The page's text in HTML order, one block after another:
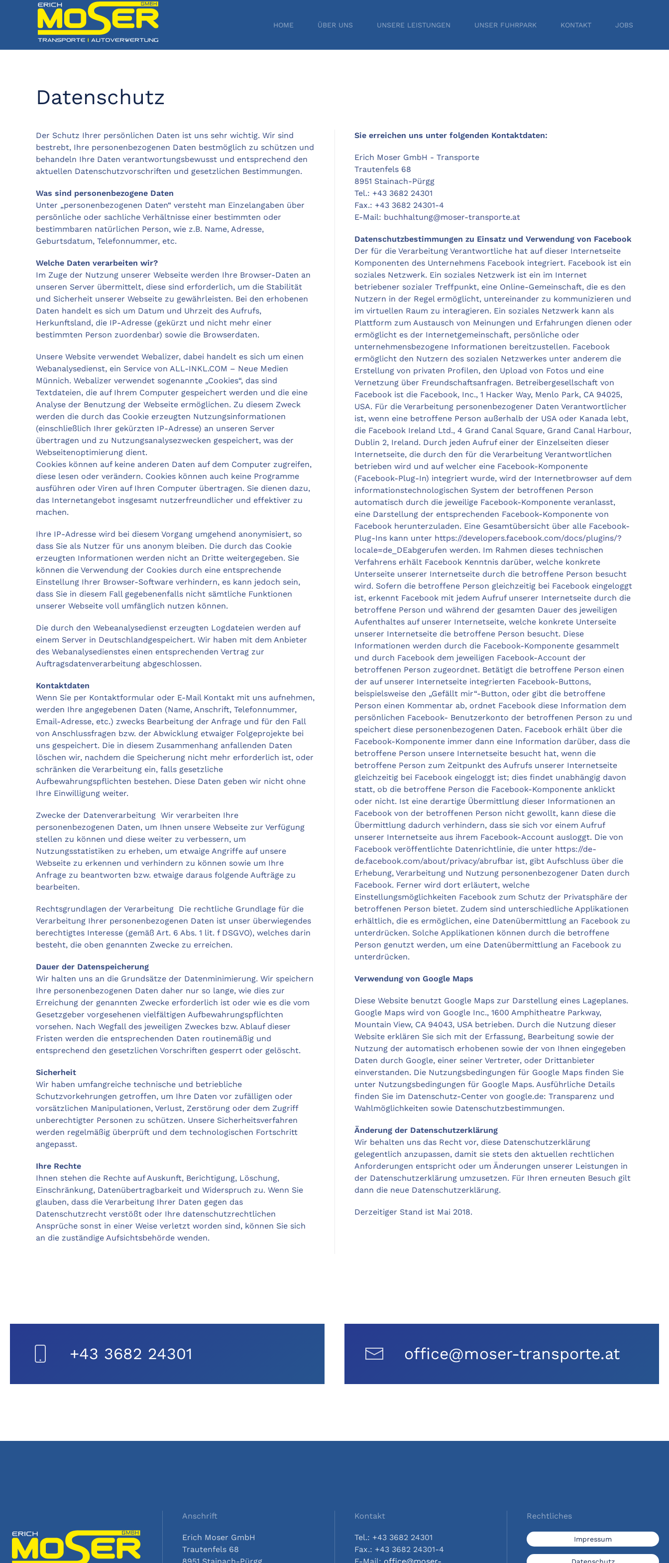
HOME ÜBER UNS UNSERE LEISTUNGEN UNSER FUHRPARK KONTAKT JOBS
Datenschutz
Der Schutz Ihrer persönlichen Daten ist uns sehr wichtig. Wir sind
bestrebt, Ihre personenbezogenen Daten bestmöglich zu schützen und
behandeln Ihre Daten verantwortungsbewusst und entsprechend den
aktuellen Datenschutzvorschriften und gesetzlichen Bestimmungen.
Was sind personenbezogene Daten
Unter „personenbezogenen Daten“ versteht man Einzelangaben über
persönliche oder sachliche Verhältnisse einer bestimmten oder
bestimmbaren natürlichen Person, wie z.B. Name, Adresse,
Geburtsdatum, Telefonnummer, etc.
Welche Daten verarbeiten wir?
Im Zuge der Nutzung unserer Webseite werden Ihre Browser-Daten an
unseren Server übermittelt, diese sind erforderlich, um die Stabilität
und Sicherheit unserer Webseite zu gewährleisten. Bei den erhobenen
Daten handelt es sich um Datum und Uhrzeit des Aufrufs,
Herkunftsland, die IP-Adresse (gekürzt und nicht mehr einer
bestimmten Person zuordenbar) sowie die Browserdaten.
Unsere Website verwendet Webalizer, dabei handelt es sich um einen
Webanalysedienst, ein Service von ALL-INKL.COM – Neue Medien
Münnich. Webalizer verwendet sogenannte „Cookies“, das sind
Textdateien, die auf Ihrem Computer gespeichert werden und die eine
Analyse der Benutzung der Webseite ermöglichen. Zu diesem Zweck
werden die durch das Cookie erzeugten Nutzungsinformationen
(einschließlich Ihrer gekürzten IP-Adresse) an unseren Server
übertragen und zu Nutzungsanalysezwecken gespeichert, was der
Webseitenoptimierung dient.
Cookies können auf keine anderen Daten auf dem Computer zugreifen,
diese lesen oder verändern. Cookies können auch keine Programme
ausführen oder Viren auf Ihren Computer übertragen. Sie dienen dazu,
das Internetangebot insgesamt nutzerfreundlicher und effektiver zu
machen.
Ihre IP-Adresse wird bei diesem Vorgang umgehend anonymisiert, so
dass Sie als Nutzer für uns anonym bleiben. Die durch das Cookie
erzeugten Informationen werden nicht an Dritte weitergegeben. Sie
können die Verwendung der Cookies durch eine entsprechende
Einstellung Ihrer Browser-Software verhindern, es kann jedoch sein,
dass Sie in diesem Fall gegebenenfalls nicht sämtliche Funktionen
unserer Webseite voll umfänglich nutzen können.
Die durch den Webeanalysedienst erzeugten Logdateien werden auf
einem Server in Deutschlandgespeichert. Wir haben mit dem Anbieter
des Webanalysedienstes einen entsprechenden Vertrag zur
Auftragsdatenverarbeitung abgeschlossen.
Kontaktdaten
Wenn Sie per Kontaktformular oder E-Mail Kontakt mit uns aufnehmen,
werden Ihre angegebenen Daten (Name, Anschrift, Telefonnummer,
Email-Adresse, etc.) zwecks Bearbeitung der Anfrage und für den Fall
von Anschlussfragen bzw. der Abwicklung etwaiger Folgeprojekte bei
uns gespeichert. Die in diesem Zusammenhang anfallenden Daten
löschen wir, nachdem die Speicherung nicht mehr erforderlich ist, oder
schränken die Verarbeitung ein, falls gesetzliche
Aufbewahrungspflichten bestehen. Diese Daten geben wir nicht ohne
Ihre Einwilligung weiter.
Zwecke der Datenverarbeitung Wir verarbeiten Ihre
personenbezogenen Daten, um Ihnen unsere Webseite zur Verfügung
stellen zu können und diese weiter zu verbessern, um
Nutzungsstatistiken zu erheben, um etwaige Angriffe auf unsere
Webseite zu erkennen und verhindern zu können sowie um Ihre
Anfrage zu beantworten bzw. etwaige daraus folgende Aufträge zu
bearbeiten.
Rechtsgrundlagen der Verarbeitung Die rechtliche Grundlage für die
Verarbeitung Ihrer personenbezogenen Daten ist unser überwiegendes
berechtigtes Interesse (gemäß Art. 6 Abs. 1 lit. f DSGVO), welches darin
besteht, die oben genannten Zwecke zu erreichen.
Dauer der Datenspeicherung
Wir halten uns an die Grundsätze der Datenminimierung. Wir speichern
Ihre personenbezogenen Daten daher nur so lange, wie dies zur
Erreichung der genannten Zwecke erforderlich ist oder wie es die vom
Gesetzgeber vorgesehenen vielfältigen Aufbewahrungspflichten
vorsehen. Nach Wegfall des jeweiligen Zweckes bzw. Ablauf dieser
Fristen werden die entsprechenden Daten routinemäßig und
entsprechend den gesetzlichen Vorschriften gesperrt oder gelöscht.
Sicherheit
Wir haben umfangreiche technische und betriebliche
Schutzvorkehrungen getroffen, um Ihre Daten vor zufälligen oder
vorsätzlichen Manipulationen, Verlust, Zerstörung oder dem Zugriff
unberechtigter Personen zu schützen. Unsere Sicherheitsverfahren
werden regelmäßig überprüft und dem technologischen Fortschritt
angepasst.
Ihre Rechte
Ihnen stehen die Rechte auf Auskunft, Berichtigung, Löschung,
Einschränkung, Datenübertragbarkeit und Widerspruch zu. Wenn Sie
glauben, dass die Verarbeitung Ihrer Daten gegen das
Datenschutzrecht verstößt oder Ihre datenschutzrechtlichen
Ansprüche sonst in einer Weise verletzt worden sind, können Sie sich
an die zuständige Aufsichtsbehörde wenden.
Sie erreichen uns unter folgenden Kontaktdaten:
Erich Moser GmbH - Transporte
Trautenfels 68
8951 Stainach-Pürgg
Tel.: +43 3682 24301
Fax.: +43 3682 24301-4
E-Mail: buchhaltung@moser-transporte.at
Datenschutzbestimmungen zu Einsatz und Verwendung von Facebook
Der für die Verarbeitung Verantwortliche hat auf dieser Internetseite
Komponenten des Unternehmens Facebook integriert. Facebook ist ein
soziales Netzwerk. Ein soziales Netzwerk ist ein im Internet
betriebener sozialer Treffpunkt, eine Online-Gemeinschaft, die es den
Nutzern in der Regel ermöglicht, untereinander zu kommunizieren und
im virtuellen Raum zu interagieren. Ein soziales Netzwerk kann als
Plattform zum Austausch von Meinungen und Erfahrungen dienen oder
ermöglicht es der Internetgemeinschaft, persönliche oder
unternehmensbezogene Informationen bereitzustellen. Facebook
ermöglicht den Nutzern des sozialen Netzwerkes unter anderem die
Erstellung von privaten Profilen, den Upload von Fotos und eine
Vernetzung über Freundschaftsanfragen. Betreibergesellschaft von
Facebook ist die Facebook, Inc., 1 Hacker Way, Menlo Park, CA 94025,
USA. Für die Verarbeitung personenbezogener Daten Verantwortlicher
ist, wenn eine betroffene Person außerhalb der USA oder Kanada lebt,
die Facebook Ireland Ltd., 4 Grand Canal Square, Grand Canal Harbour,
Dublin 2, Ireland. Durch jeden Aufruf einer der Einzelseiten dieser
Internetseite, die durch den für die Verarbeitung Verantwortlichen
betrieben wird und auf welcher eine Facebook-Komponente
(Facebook-Plug-In) integriert wurde, wird der Internetbrowser auf dem
informationstechnologischen System der betroffenen Person
automatisch durch die jeweilige Facebook-Komponente veranlasst,
eine Darstellung der entsprechenden Facebook-Komponente von
Facebook herunterzuladen. Eine Gesamtübersicht über alle Facebook-
Plug-Ins kann unter https://developers.facebook.com/docs/plugins/?
locale=de_DEabgerufen werden. Im Rahmen dieses technischen
Verfahrens erhält Facebook Kenntnis darüber, welche konkrete
Unterseite unserer Internetseite durch die betroffene Person besucht
wird. Sofern die betroffene Person gleichzeitig bei Facebook eingeloggt
ist, erkennt Facebook mit jedem Aufruf unserer Internetseite durch die
betroffene Person und während der gesamten Dauer des jeweiligen
Aufenthaltes auf unserer Internetseite, welche konkrete Unterseite
unserer Internetseite die betroffene Person besucht. Diese
Informationen werden durch die Facebook-Komponente gesammelt
und durch Facebook dem jeweiligen Facebook-Account der
betroffenen Person zugeordnet. Betätigt die betroffene Person einen
der auf unserer Internetseite integrierten Facebook-Buttons,
beispielsweise den „Gefällt mir“-Button, oder gibt die betroffene
Person einen Kommentar ab, ordnet Facebook diese Information dem
persönlichen Facebook- Benutzerkonto der betroffenen Person zu und
speichert diese personenbezogenen Daten. Facebook erhält über die
Facebook-Komponente immer dann eine Information darüber, dass die
betroffene Person unsere Internetseite besucht hat, wenn die
betroffene Person zum Zeitpunkt des Aufrufs unserer Internetseite
gleichzeitig bei Facebook eingeloggt ist; dies findet unabhängig davon
statt, ob die betroffene Person die Facebook-Komponente anklickt
oder nicht. Ist eine derartige Übermittlung dieser Informationen an
Facebook von der betroffenen Person nicht gewollt, kann diese die
Übermittlung dadurch verhindern, dass sie sich vor einem Aufruf
unserer Internetseite aus ihrem Facebook-Account ausloggt. Die von
Facebook veröffentlichte Datenrichtlinie, die unter https://de-
de.facebook.com/about/privacy/abrufbar ist, gibt Aufschluss über die
Erhebung, Verarbeitung und Nutzung personenbezogener Daten durch
Facebook. Ferner wird dort erläutert, welche
Einstellungsmöglichkeiten Facebook zum Schutz der Privatsphäre der
betroffenen Person bietet. Zudem sind unterschiedliche Applikationen
erhältlich, die es ermöglichen, eine Datenübermittlung an Facebook zu
unterdrücken. Solche Applikationen können durch die betroffene
Person genutzt werden, um eine Datenübermittlung an Facebook zu
unterdrücken.
Verwendung von Google Maps
Diese Website benutzt Google Maps zur Darstellung eines Lageplanes.
Google Maps wird von Google Inc., 1600 Amphitheatre Parkway,
Mountain View, CA 94043, USA betrieben. Durch die Nutzung dieser
Website erklären Sie sich mit der Erfassung, Bearbeitung sowie der
Nutzung der automatisch erhobenen sowie der von Ihnen eingegeben
Daten durch Google, einer seiner Vertreter, oder Drittanbieter
einverstanden. Die Nutzungsbedingungen für Google Maps finden Sie
unter Nutzungsbedingungen für Google Maps. Ausführliche Details
finden Sie im Datenschutz-Center von google.de: Transparenz und
Wahlmöglichkeiten sowie Datenschutzbestimmungen.
Änderung der Datenschutzerklärung
Wir behalten uns das Recht vor, diese Datenschutzerklärung
gelegentlich anzupassen, damit sie stets den aktuellen rechtlichen
Anforderungen entspricht oder um Änderungen unserer Leistungen in
der Datenschutzerklärung umzusetzen. Für Ihren erneuten Besuch gilt
dann die neue Datenschutzerklärung.
Derzeitiger Stand ist Mai 2018.
+43 3682 24301 office@moser-transporte.at
Anschrift
Erich Moser GmbH
Trautenfels 68
Kontakt
Tel.: +43 3682 24301
Fax.: +43 3682 24301-4
Rechtliches
Impressum